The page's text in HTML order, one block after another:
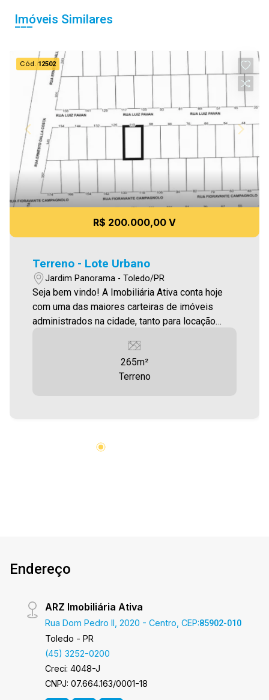
Imóveis Similares
Cód.12502
R$ 200.000,00 V
Terreno - Lote Urbano
Jardim Panorama - Toledo/PR
Seja bem vindo! A Imobiliária Ativa conta hoje
com uma das maiores carteiras de imóveis
administrados na cidade, tanto para locação
Panorama/Belo Horizonte, com 265,06m².
Terreno conta com uma casa de madeira de
265m²
Terreno
Endereço
ARZ Imobiliária Ativa
Rua Dom Pedro II, 2020 - Centro, CEP:85902-010
Toledo - PR
(45) 3252-0200
Creci: 4048-J
CNPJ: 07.664.163/0001-18